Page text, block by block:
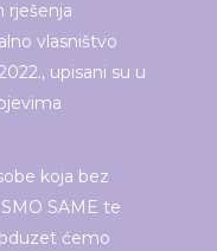
rješenja
vlasništvo
upisani su u
koja bez
SAME te
ćemo